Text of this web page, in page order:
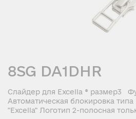
8SG DA1DHR
Слайдер для Excella ® размер3
Автоматическая блокировка
"Excella" Логотип 2-полосная